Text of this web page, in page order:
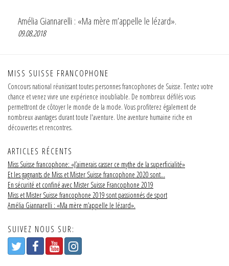
Amélia Giannarelli : «Ma mère m’appelle le lézard».
09.08.2018
MISS SUISSE FRANCOPHONE
Concours national réunissant toutes personnes francophones de Suisse. Tentez votre
chance et venez vivre une expérience inoubliable. De nombreux défilés vous
permettront de côtoyer le monde de la mode. Vous profiterez également de
nombreux avantages durant toute l'aventure. Une aventure humaine riche en
découvertes et rencontres.
ARTICLES RÉCENTS
Miss Suisse francophone: «J’aimerais casser ce mythe de la superficialité»
Et les gagnants de Miss et Mister Suisse francophone 2020 sont…
En sécurité et confiné avec Mister Suisse Francophone 2019
Miss et Mister Suisse francophone 2019 sont passionnés de sport
Amélia Giannarelli : «Ma mère m’appelle le lézard».
SUIVEZ NOUS SUR: